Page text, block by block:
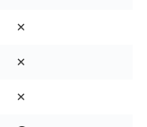
✕
✕
✕